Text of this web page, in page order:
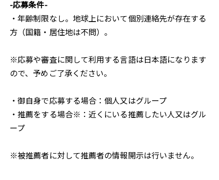
-応募条件-
・年齢制限なし。地球上において個別連絡先が存在する
方（国籍・居住地は不問）。
※応募や審査に関して利用する言語は日本語になります
ので、予めご了承ください。
・御自身で応募する場合：個人又はグループ
・推薦をする場合※：近くにいる推薦したい人又はグル
ープ
※被推薦者に対して推薦者の情報開示は行いません。